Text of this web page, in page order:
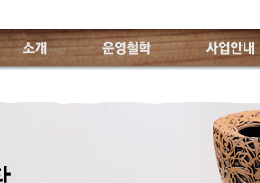
소개 운영철학 사업안내
CI소개